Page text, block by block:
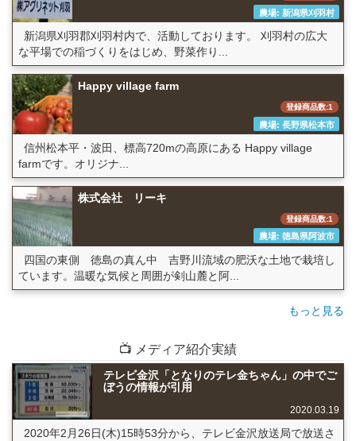
農場: 新潟県刈羽村
新潟県刈羽郡刈羽村内で、活動しております。 刈羽村の広大
な平場での稲づくりをはじめ、野菜作り...
Happy village farm
登録商品数:1
農場: 長野県松本市
信州松本平・波田、標高720mの高原にある Happy village
farmです。オリジナ...
株式会社 リーキ
登録商品数:1
農場: 徳島県阿波市
四国の東側 徳島の真ん中 吉野川流域の肥沃な土地で栽培し
ています。温暖な気候と周囲が剣山麓と阿...
もっと見る
📺 メディア紹介実績
テレビ金沢「となりのテレ金ちゃん」の中でご
ぼうの情報が引用
2020.03.19
2020年2月26日(木)15時53分から、テレビ金沢放送局で放送さ